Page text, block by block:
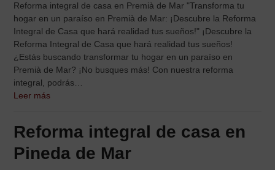
Reforma integral de casa en Premià de Mar "Transforma tu
hogar en un paraíso en Premià de Mar: ¡Descubre la Reforma
Integral de Casa que hará realidad tus sueños!" ¡Descubre la
Reforma Integral de Casa que hará realidad tus sueños!
¿Estás buscando transformar tu hogar en un paraíso en
Premià de Mar? ¡No busques más! Con nuestra reforma
integral, podrás…
Leer más
Reforma integral de casa en
Pineda de Mar